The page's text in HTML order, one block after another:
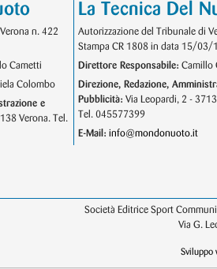
n. 422
Cametti
Colombo
e
Verona. Tel.
La Tecnica Del
Autorizzazione del Tribunale di
Stampa CR 1808 in data 15/03/
Direttore Responsabile: Camillo
Direzione, Redazione,
Pubblicità: Via Leopardi, 2 -
Tel. 045577399
E-Mail: info@mondonuoto.it
Società Editrice Sport
Via G.
Sviluppo